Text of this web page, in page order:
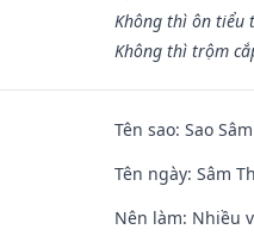
Không thì ôn tiểu
Không thì trộm
Tên sao: Sao Sâm
Tên ngày: Sâm
Nên làm: Nhiều